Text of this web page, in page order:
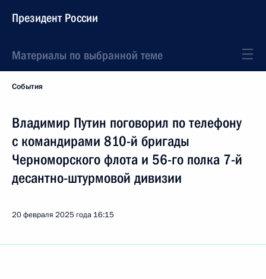
Президент России
Материалы по выбранной теме
События
Владимир Путин поговорил по телефону
с командирами 810-й бригады
Черноморского флота и 56-го полка 7-й
десантно-штурмовой дивизии
20 февраля 2025 года 16:15